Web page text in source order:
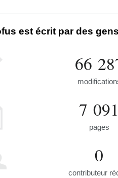
est écrit par des
66
7 091
pages
0
contributeur